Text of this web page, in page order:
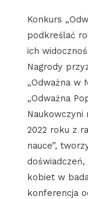
Konkurs
podkreślać
ich
Nagrody
„Odważna w
„Odważna
Naukowczyni
2022 roku z
nauce”,
kobiet w
konferencja